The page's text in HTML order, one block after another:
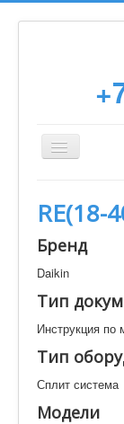
Toggle
Navigation
Монтаж
Сервисное
Статьи
RE(18-
Бренд
Daikin
Тип
Инструкция по
Тип
Сплит система
Модели